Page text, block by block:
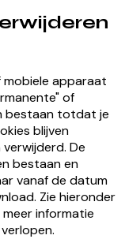
apparaat
of
bestaan ​​totdat je
blijven
De
bestaan ​​en
vanaf de datum
Zie hieronder
informatie